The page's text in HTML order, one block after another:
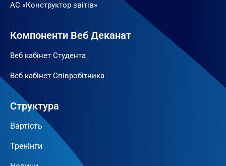
АС «Конструктор звітів»
Компоненти Веб Деканат
Веб кабінет Студента
Веб кабінет Співробітника
Структура
Вартість
Тренінги